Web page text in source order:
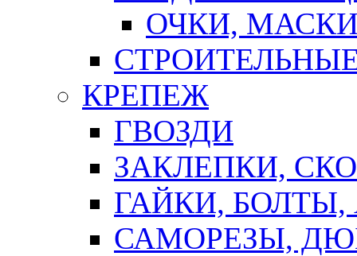
ОЧКИ,
КРЕПЕЖ
ГВОЗДИ
ЗАКЛЕПКИ,
ГАЙКИ,
САМОРЕЗЫ,